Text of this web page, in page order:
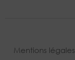
Mentions légales